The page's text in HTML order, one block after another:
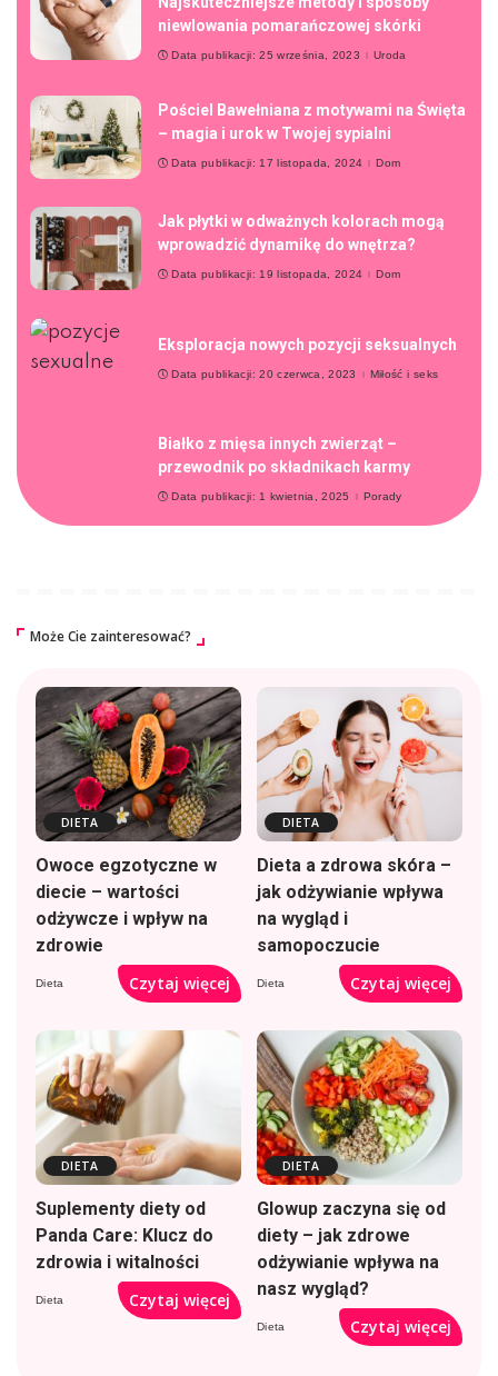
niewlowania pomarańczowej skórki
Data publikacji: 25 września, 2023 Uroda
Pościel Bawełniana z motywami na Święta
– magia i urok w Twojej sypialni
Data publikacji: 17 listopada, 2024 Dom
Jak płytki w odważnych kolorach mogą
wprowadzić dynamikę do wnętrza?
Data publikacji: 19 listopada, 2024 Dom
Eksploracja nowych pozycji seksualnych
Data publikacji: 20 czerwca, 2023 Miłość i seks
Białko z mięsa innych zwierząt –
przewodnik po składnikach karmy
Data publikacji: 1 kwietnia, 2025 Porady
Może Cie zainteresować?
DIETA
Owoce egzotyczne w
diecie – wartości
odżywcze i wpływ na
zdrowie
Dieta Czytaj więcej
DIETA
Dieta a zdrowa skóra –
jak odżywianie wpływa
na wygląd i
samopoczucie
Dieta Czytaj więcej
DIETA
Suplementy diety od
Panda Care: Klucz do
zdrowia i witalności
Dieta Czytaj więcej
DIETA
Glowup zaczyna się od
diety – jak zdrowe
odżywianie wpływa na
nasz wygląd?
Dieta Czytaj więcej